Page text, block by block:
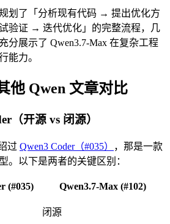
划了「分析现有代码 → 提出优化方
验证 → 迭代优化」的完整流程，几
分展示了 Qwen3.7-Max 在复杂工程
能力。
他 Qwen 文章对比
（开源 vs 闭源）
过 Qwen3 Coder（#035）
，那是一款
。以下是两者的关键区别：
(#035)
Qwen3.7-Max (#102)
闭源